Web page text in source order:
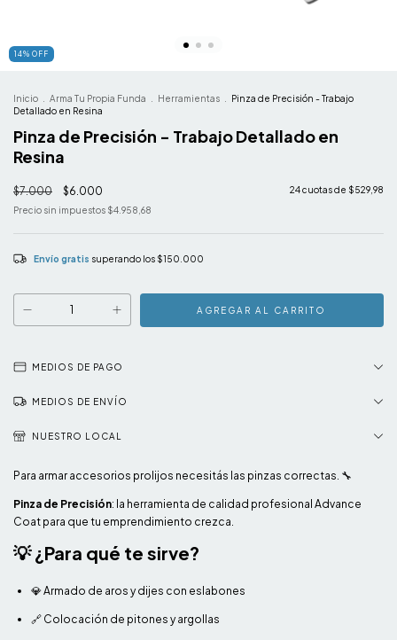
14% OFF
Inicio Arma Tu Propia Funda Herramientas
Pinza de Precisión - Trabajo
Detallado en Resina
Pinza de Precisión - Trabajo Detallado en
Resina
$7.000 $6.000 24cuotas de $529,98
Precio sin impuestos $4.958,68
Envío gratis superando los $150.000
MEDIOS DE PAGO
MEDIOS DE ENVÍO
NUESTRO LOCAL
Para armar accesorios prolijos necesitás las pinzas correctas. 🔧
Pinza de Precisión: la herramienta de calidad profesional Advance
Coat para que tu emprendimiento crezca.
💡 ¿Para qué te sirve?
💎 Armado de aros y dijes con eslabones
🔗 Colocación de pitones y argollas